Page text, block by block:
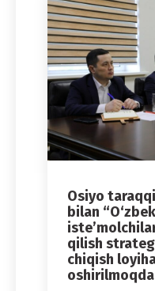
Osiyo
bilan
qilish
chiqish
oshirilmoqda